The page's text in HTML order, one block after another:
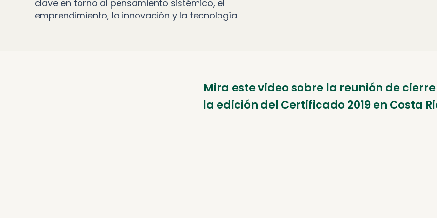
clave en torno al pensamiento sistémico, el
emprendimiento, la innovación y la tecnología.
Mira este video sobre la reunión de
la edición del Certificado 2019 en Costa